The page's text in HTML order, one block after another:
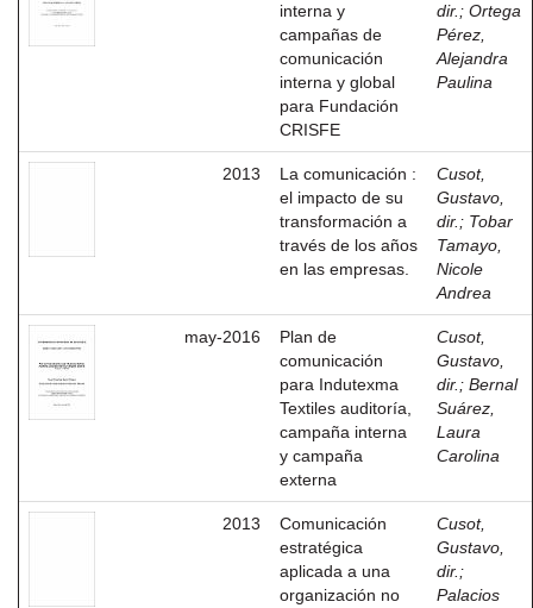
interna y
campañas de
comunicación
interna y global
para Fundación
CRISFE
dir. ; Ortega
Pérez,
Alejandra
Paulina
2013
La comunicación :
el impacto de su
transformación a
través de los años
en las empresas.
Cusot,
Gustavo,
dir. ; Tobar
Tamayo,
Nicole
Andrea
may-2016
Plan de
comunicación
para Indutexma
Textiles auditoría,
campaña interna
y campaña
externa
Cusot,
Gustavo,
dir. ; Bernal
Suárez,
Laura
Carolina
2013
Comunicación
estratégica
aplicada a una
organización no
Cusot,
Gustavo,
dir. ;
Palacios